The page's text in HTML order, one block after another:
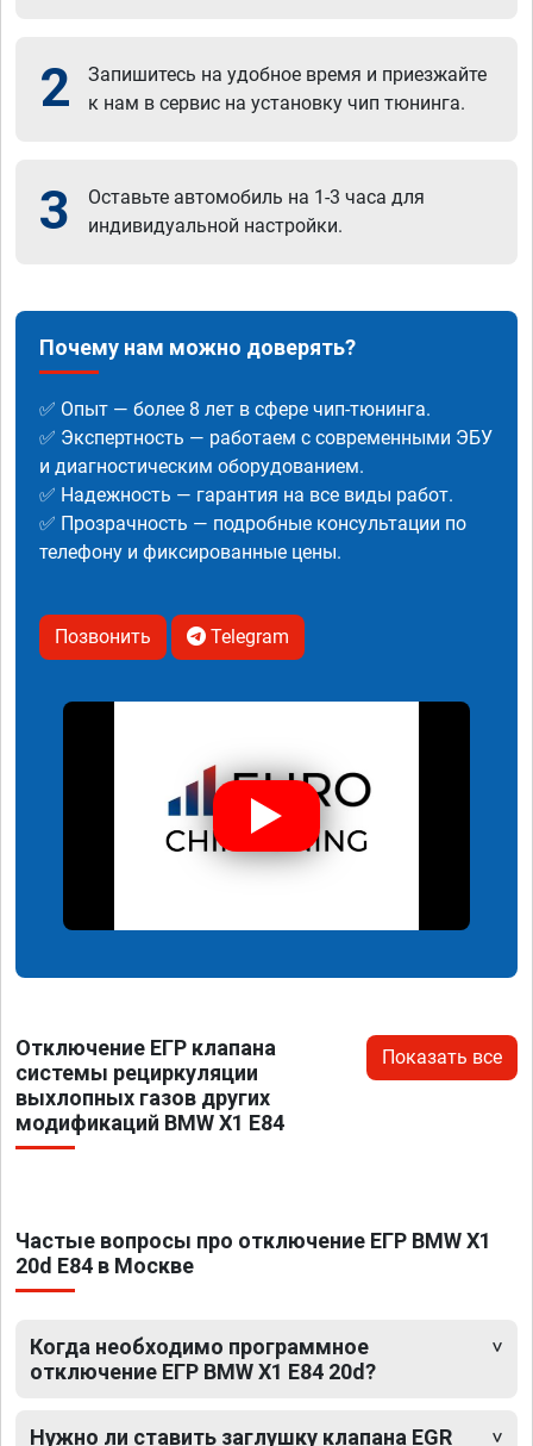
2
Запишитесь на удобное время и приезжайте
к нам в сервис на установку чип тюнинга.
3
Оставьте автомобиль на 1-3 часа для
индивидуальной настройки.
Почему нам можно доверять?
✅ Опыт — более 8 лет в сфере чип-тюнинга.
✅ Экспертность — работаем с современными ЭБУ
и диагностическим оборудованием.
✅ Надежность — гарантия на все виды работ.
✅ Прозрачность — подробные консультации по
телефону и фиксированные цены.
Позвонить Telegram
Отключение ЕГР клапана
системы рециркуляции
выхлопных газов других
модификаций BMW X1 E84
Показать все
Частые вопросы про отключение ЕГР BMW X1
20d E84 в Москве
Когда необходимо программное
отключение ЕГР BMW X1 E84 20d?
Нужно ли ставить заглушку клапана EGR